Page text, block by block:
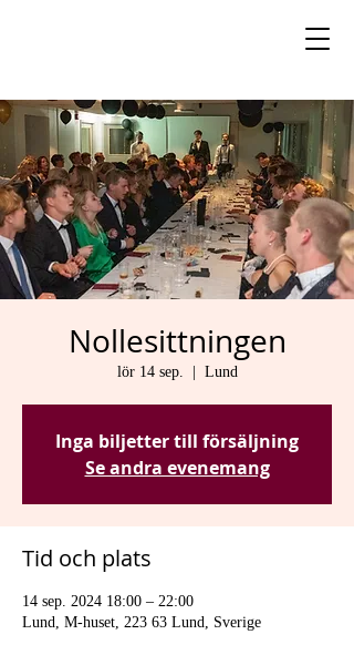
Nollesittningen
lör 14 sep. Lund
Inga biljetter till försäljning
Se andra evenemang
Tid och plats
14 sep. 2024 18:00 – 22:00
Lund, M-huset, 223 63 Lund, Sverige